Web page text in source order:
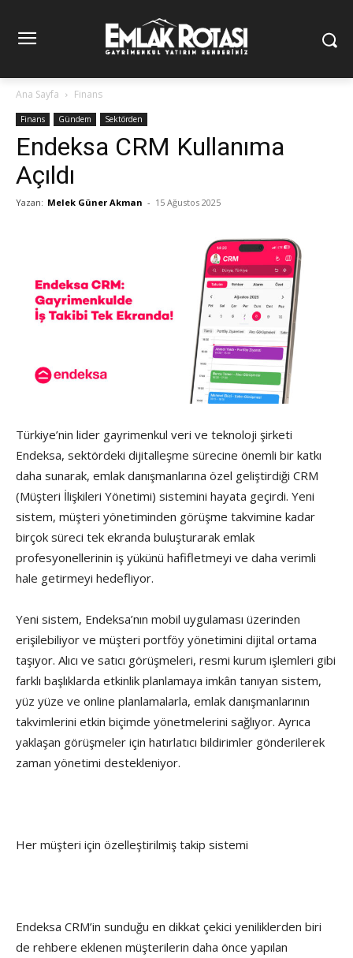
Ana Sayfa Finans
Finans Gündem Sektörden
Endeksa CRM Kullanıma
Açıldı
Yazan: Melek Güner Akman - 15 Ağustos 2025
Türkiye’nin lider gayrimenkul veri ve teknoloji şirketi
Endeksa, sektördeki dijitalleşme sürecine önemli bir katkı
daha sunarak, emlak danışmanlarına özel geliştirdiği CRM
(Müşteri İlişkileri Yönetimi) sistemini hayata geçirdi. Yeni
sistem, müşteri yönetiminden görüşme takvimine kadar
birçok süreci tek ekranda buluşturarak emlak
profesyonellerinin iş yükünü hafifletmeyi ve daha verimli
hale getirmeyi hedefliyor.
Yeni sistem, Endeksa’nın mobil uygulaması üzerinden
erişilebiliyor ve müşteri portföy yönetimini dijital ortama
taşıyor. Alıcı ve satıcı görüşmeleri, resmi kurum işlemleri gibi
farklı başlıklarda etkinlik planlamaya imkân tanıyan sistem,
yüz yüze ve online planlamalarla, emlak danışmanlarının
takvimlerini etkin biçimde yönetmelerini sağlıyor. Ayrıca
yaklaşan görüşmeler için hatırlatıcı bildirimler gönderilerek
zaman yönetimi destekleniyor.
Her müşteri için özelleştirilmiş takip sistemi
Endeksa CRM’in sunduğu en dikkat çekici yeniliklerden biri
de rehbere eklenen müşterilerin daha önce yapılan